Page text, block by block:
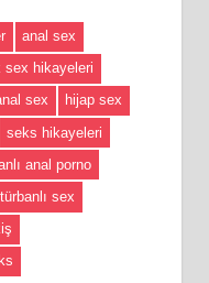
anal sex
sex hikayeleri
sex
hijap sex
seks hikayeleri
anal porno
türbanlı sex